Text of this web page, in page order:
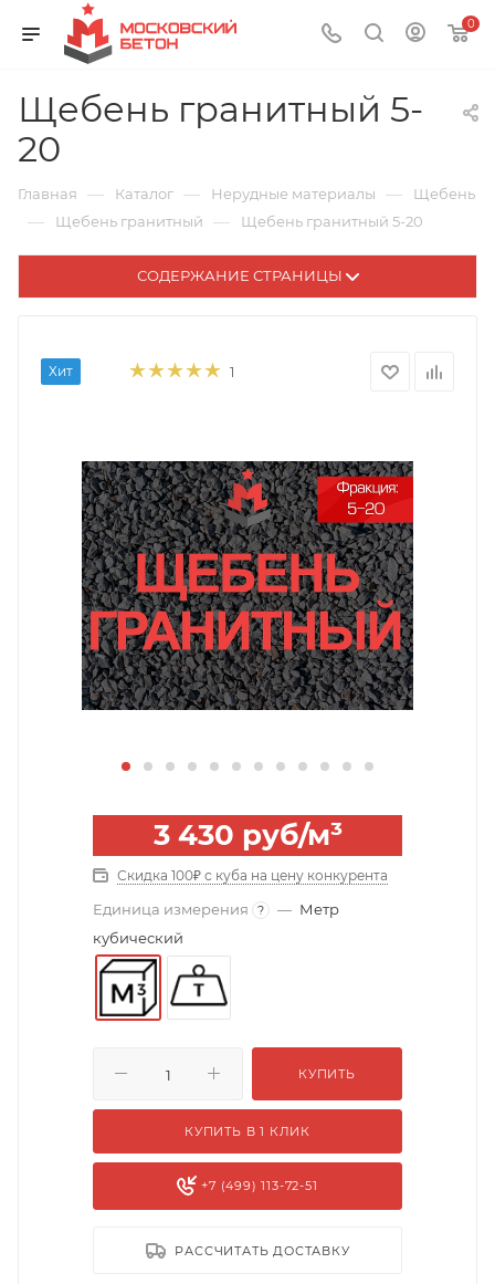
0
Щебень гранитный 5-
20
Главная — Каталог — Нерудные материалы — Щебень
— Щебень гранитный — Щебень гранитный 5-20
СОДЕРЖАНИЕ СТРАНИЦЫ
Хит 1
3 430 руб/м³
Скидка 100₽ с куба на цену конкурента
Единица измерения ? — Метр
кубический
КУПИТЬ
КУПИТЬ В 1 КЛИК
+7 (499) 113-72-51
РАССЧИТАТЬ ДОСТАВКУ